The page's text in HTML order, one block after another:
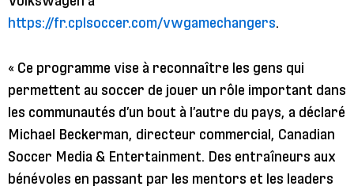
https://fr.cplsoccer.com/vwgamechangers.
« Ce programme vise à reconnaître les gens qui
permettent au soccer de jouer un rôle important dans
les communautés d’un bout à l’autre du pays, a déclaré
Michael Beckerman, directeur commercial, Canadian
Soccer Media & Entertainment. Des entraîneurs aux
bénévoles en passant par les mentors et les leaders